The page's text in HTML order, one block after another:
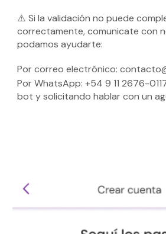
⚠️ Si la validación no puede
correctamente, comunicate con
podamos ayudarte:
Por correo electrónico:
Por WhatsApp: +54 9 11 2676-
bot y solicitando hablar con un